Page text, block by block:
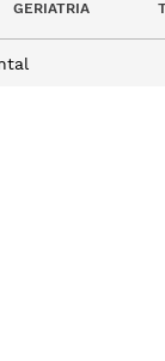
GERIATRIA